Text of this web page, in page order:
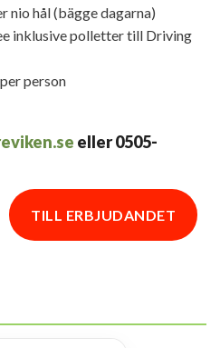
nio hål (bägge dagarna)
inklusive polletter till Driving
person
eller 0505-
TILL ERBJUDANDET